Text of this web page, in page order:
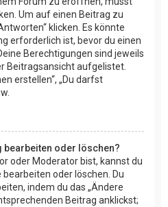
Um auf einen Beitrag zu
klicken. Es könnte
erforderlich ist, bevor du einen
Berechtigungen sind jeweils
Beitragsansicht aufgelistet.
erstellen“, „Du darfst
bearbeiten oder löschen?
oder Moderator bist, kannst du
oder löschen. Du
indem du das „Ändere
Beitrag anklickst;